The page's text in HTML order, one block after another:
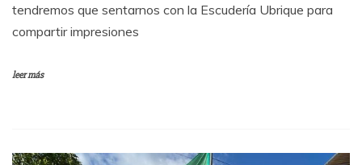
tendremos que sentarnos con la Escudería Ubrique para
compartir impresiones
leer más